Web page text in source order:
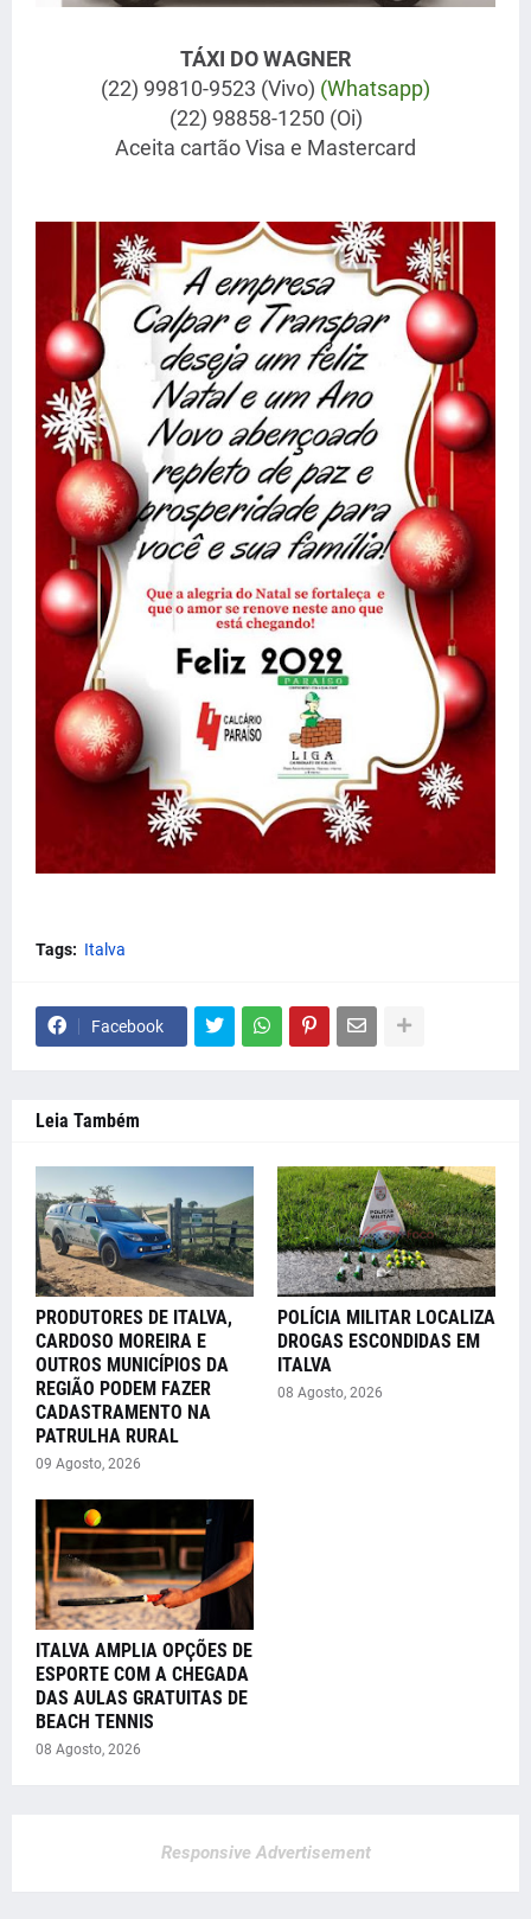
TÁXI DO WAGNER
(22) 99810-9523 (Vivo) (Whatsapp)
(22) 98858-1250 (Oi)
Aceita cartão Visa e Mastercard
Tags: Italva
Facebook
Leia Também
PRODUTORES DE ITALVA,
CARDOSO MOREIRA E
OUTROS MUNICÍPIOS DA
REGIÃO PODEM FAZER
CADASTRAMENTO NA
PATRULHA RURAL
09 Agosto, 2026
POLÍCIA MILITAR LOCALIZA
DROGAS ESCONDIDAS EM
ITALVA
08 Agosto, 2026
ITALVA AMPLIA OPÇÕES DE
ESPORTE COM A CHEGADA
DAS AULAS GRATUITAS DE
BEACH TENNIS
08 Agosto, 2026
Responsive Advertisement